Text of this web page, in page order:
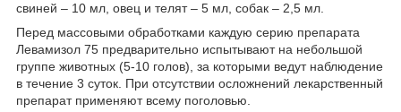
свиней – 10 мл, овец и телят – 5 мл, собак – 2,5 мл.
Перед массовыми обработками каждую серию препарата
Левамизол 75 предварительно испытывают на небольшой
группе животных (5-10 голов), за которыми ведут наблюдение
в течение 3 суток. При отсутствии осложнений лекарственный
препарат применяют всему поголовью.